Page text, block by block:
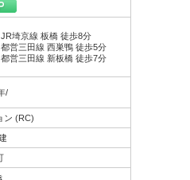
JR埼京線 板橋 徒歩8分
都営三田線 西巣鴨 徒歩5分
都営三田線 新板橋 徒歩7分
/
ン (RC)